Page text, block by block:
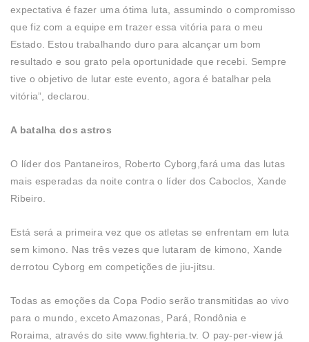
expectativa é fazer uma ótima luta, assumindo o compromisso
que fiz com a equipe em trazer essa vitória para o meu
Estado. Estou trabalhando duro para alcançar um bom
resultado e sou grato pela oportunidade que recebi. Sempre
tive o objetivo de lutar este evento, agora é batalhar pela
vitória”, declarou.
A batalha dos astros
O líder dos Pantaneiros, Roberto Cyborg,fará uma das lutas
mais esperadas da noite contra o líder dos Caboclos, Xande
Ribeiro.
Está será a primeira vez que os atletas se enfrentam em luta
sem kimono. Nas três vezes que lutaram de kimono, Xande
derrotou Cyborg em competições de jiu-jitsu.
Todas as emoções da Copa Podio serão transmitidas ao vivo
para o mundo, exceto Amazonas, Pará, Rondônia e
Roraima, através do site www.fighteria.tv. O pay-per-view já